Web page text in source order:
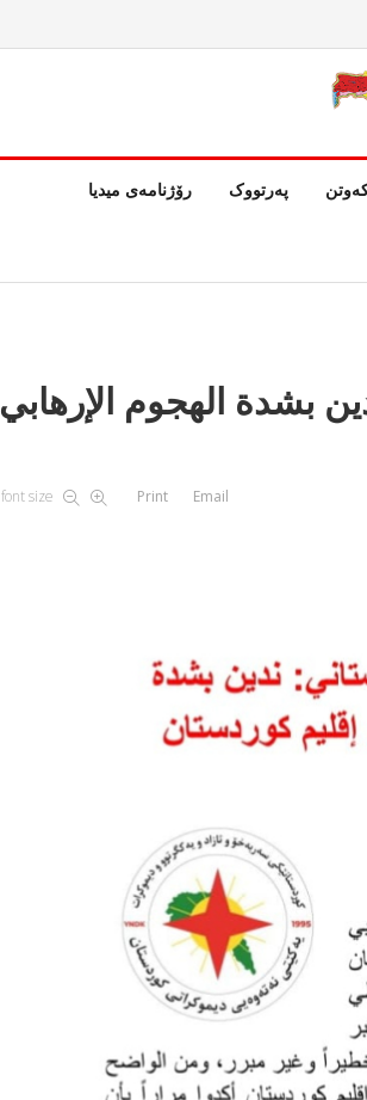
پەرتووک رۆژنامەی میدیا
بشدة الهجوم الإرهابي
font size Print Email